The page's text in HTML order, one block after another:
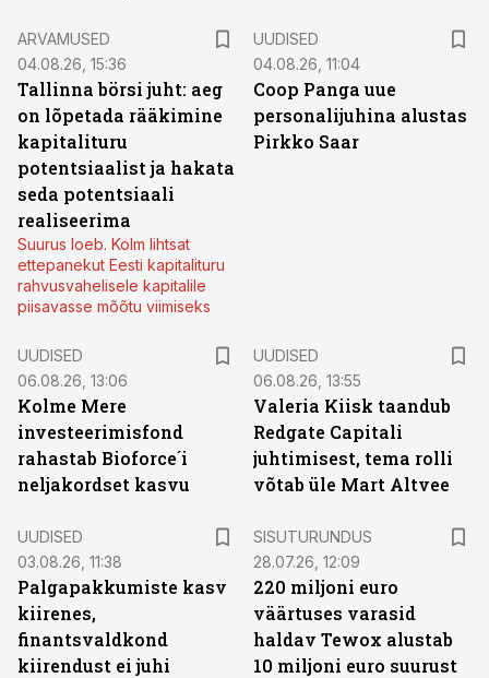
ARVAMUSED
04.08.26, 15:36
Tallinna börsi juht: aeg
on lõpetada rääkimine
kapitalituru
potentsiaalist ja hakata
seda potentsiaali
realiseerima
Suurus loeb. Kolm lihtsat
ettepanekut Eesti kapitalituru
rahvusvahelisele kapitalile
piisavasse mõõtu viimiseks
UUDISED
04.08.26, 11:04
Coop Panga uue
personalijuhina alustas
Pirkko Saar
UUDISED
06.08.26, 13:06
Kolme Mere
investeerimisfond
rahastab Bioforce´i
neljakordset kasvu
UUDISED
06.08.26, 13:55
Valeria Kiisk taandub
Redgate Capitali
juhtimisest, tema rolli
võtab üle Mart Altvee
UUDISED
03.08.26, 11:38
Palgapakkumiste kasv
kiirenes,
finantsvaldkond
kiirendust ei juhi
SISUTURUNDUS
28.07.26, 12:09
220 miljoni euro
väärtuses varasid
haldav Tewox alustab
10 miljoni euro suurust